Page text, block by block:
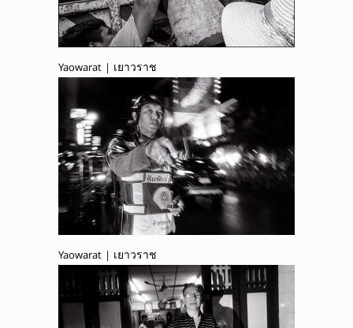
Yaowarat | เยาวราช
Yaowarat | เยาวราช